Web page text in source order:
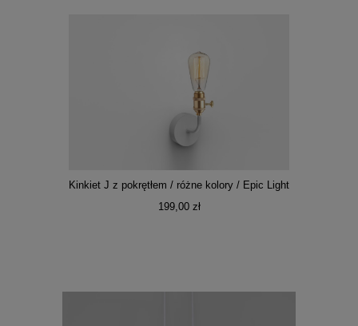
Kinkiet J z pokrętłem / różne kolory / Epic Light
199,00 zł